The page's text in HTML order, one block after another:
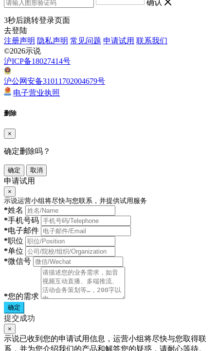
确认
3秒后跳转登录页面
去登陆
注册声明 隐私声明 常见问题 申请试用 联系我们
©2026示说
沪ICP备18027414号
沪公网安备31011702004679号
电子营业执照
删除
×
确定删除吗？
确定 取消
申请试用
×
示说运营小组将尽快与您联系，并提供试用服务
*姓名
*手机号码
*电子邮件
*职位
*单位
*微信号
*您的需求
确定
提交成功
×
示说已收到您的申请试用信息，运营小组将尽快与您取得联
系，并为您介绍我们的产品和解答您的疑惑，请耐心等待。